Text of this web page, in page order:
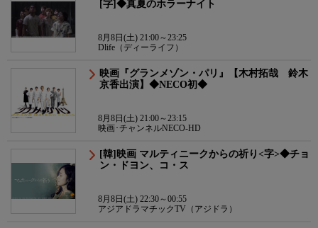
[字]◆真夏のホラーナイト
8月8日(土) 21:00～23:25
Dlife（ディーライフ）
映画『グランメゾン・パリ』【木村拓哉 鈴木
京香出演】◆NECO初◆
8月8日(土) 21:00～23:15
映画･チャンネルNECO-HD
[韓]映画 マルティニークからの祈り<字>◆チョ
ン・ドヨン、コ・ス
8月8日(土) 22:30～00:55
アジアドラマチックTV（アジドラ）